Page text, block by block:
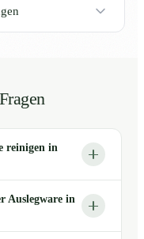
reinigen in
Auslegware in